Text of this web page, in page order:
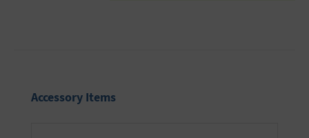
Produktgalerie überspringen
Accessory Items